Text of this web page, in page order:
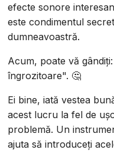
efecte sonore
este condimentul
dumneavoastră.
Acum, poate vă
îngrozitoare". 🤔
Ei bine, iată vestea
acest lucru la fel de
problemă. Un
ajuta să introduceți